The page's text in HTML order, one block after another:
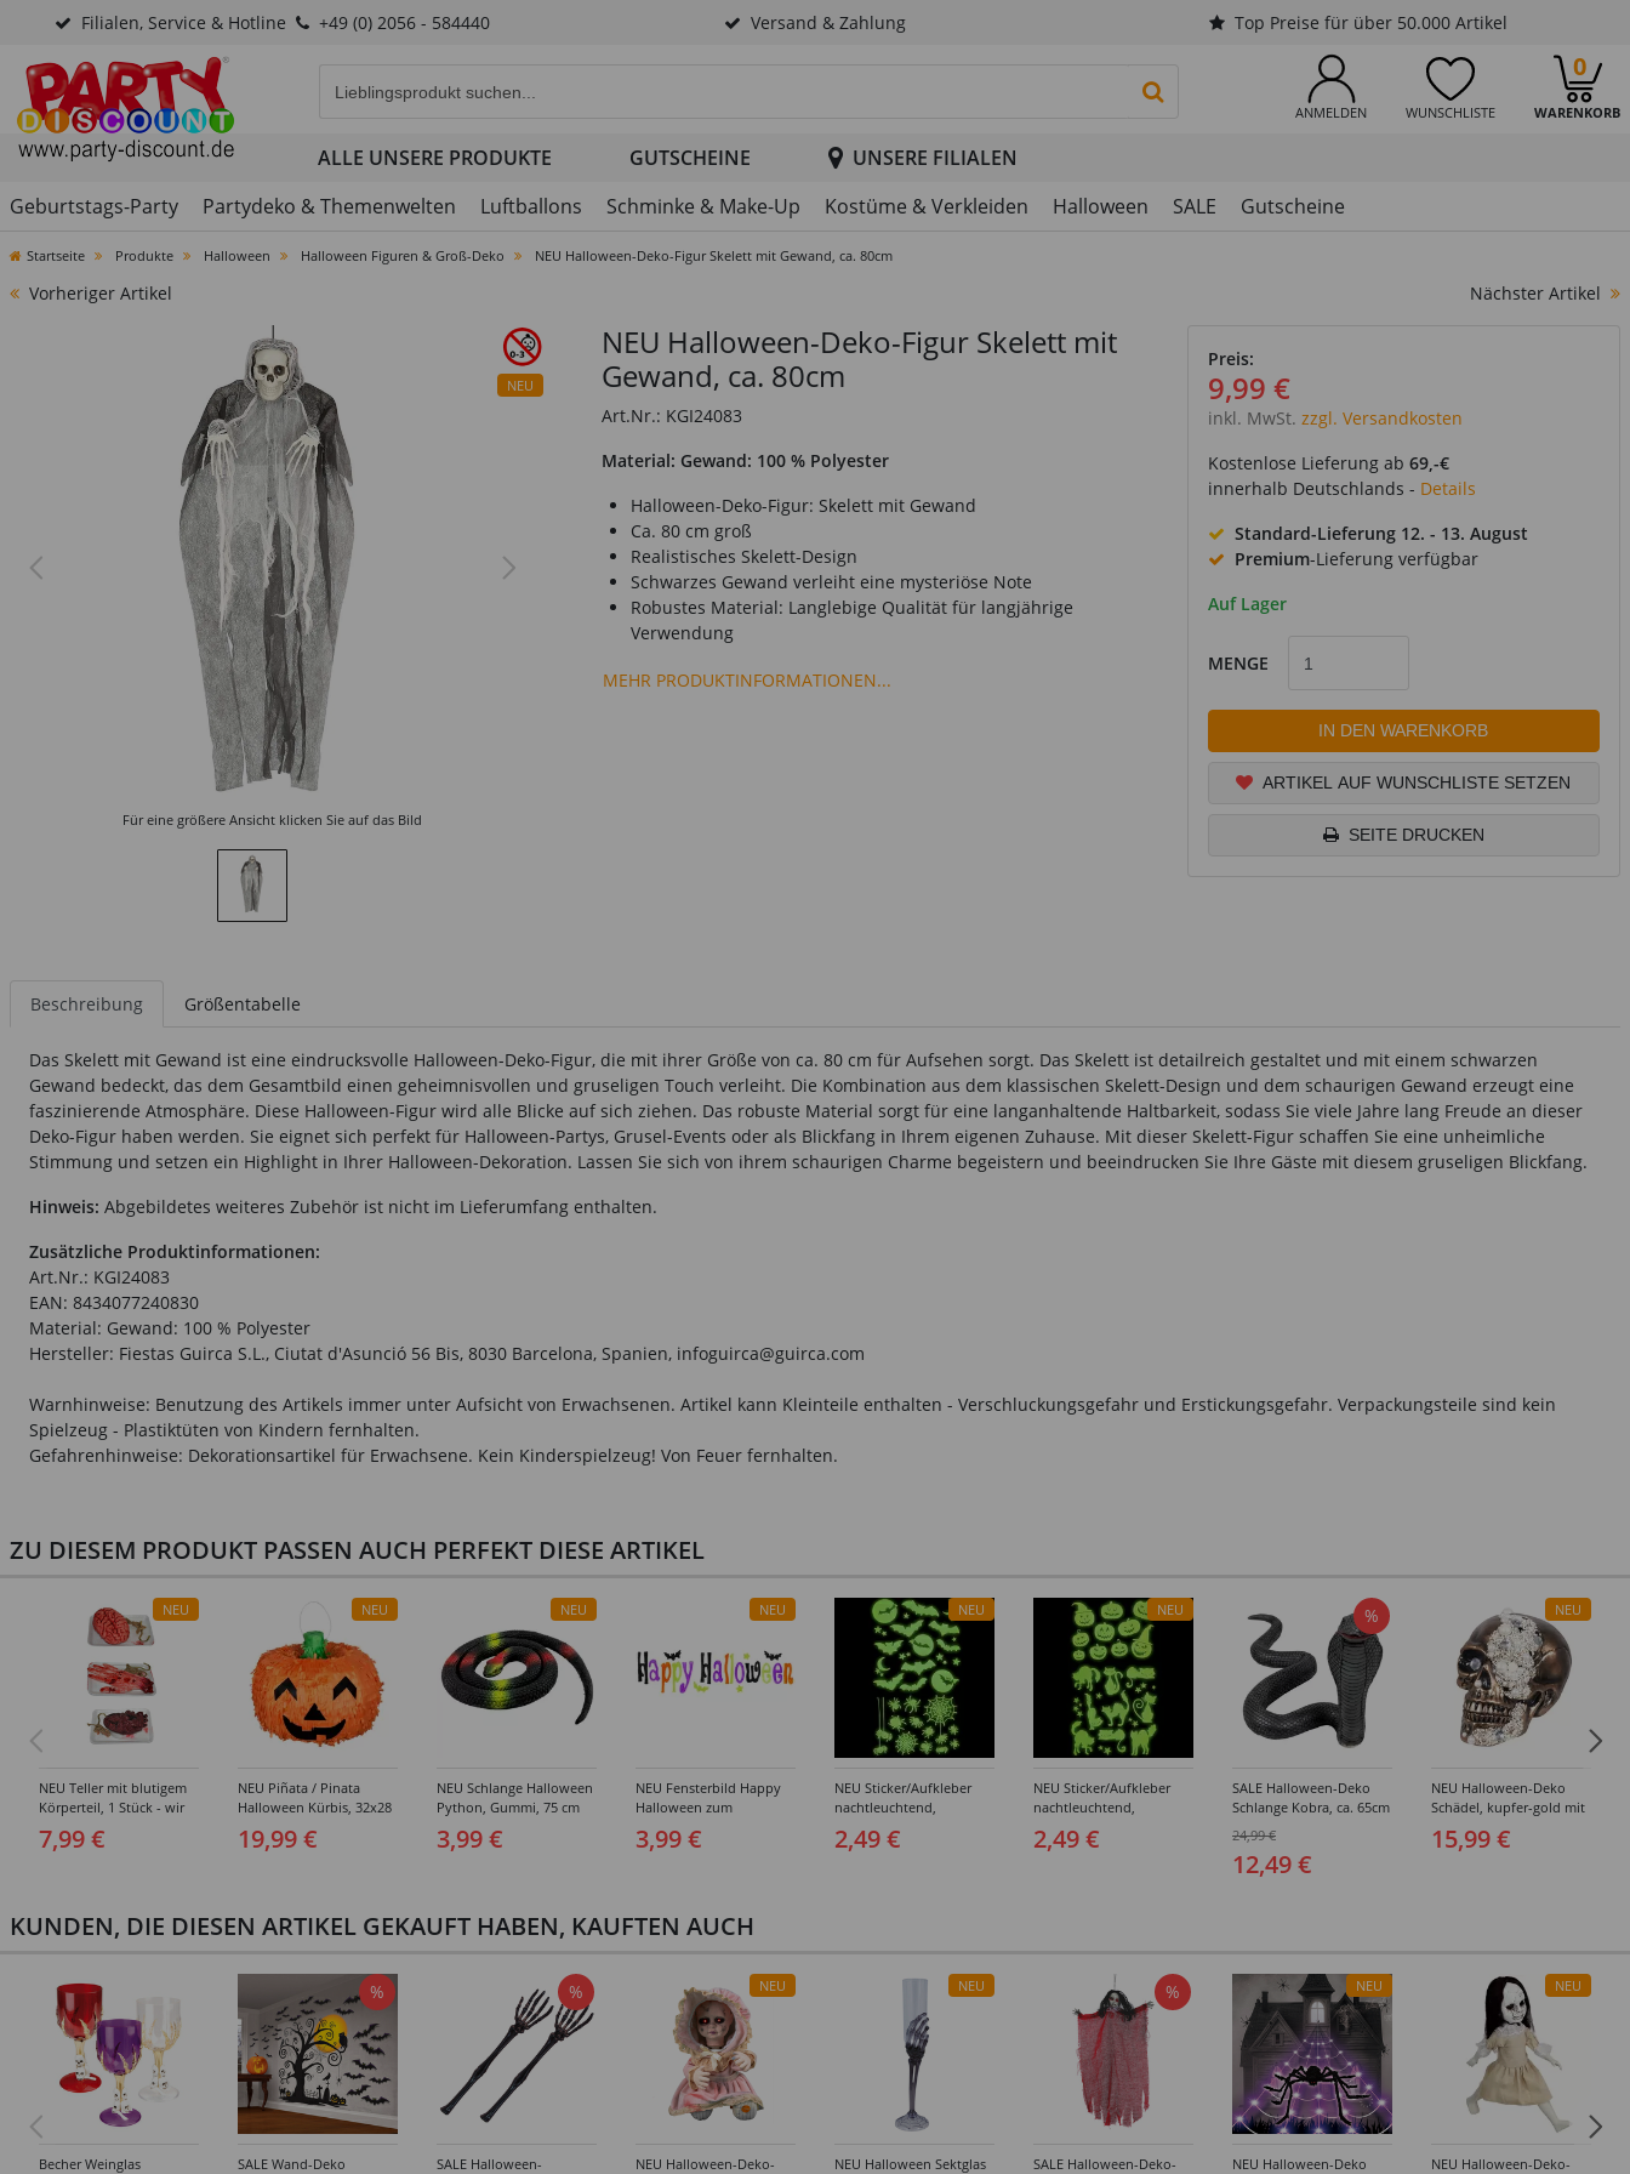
Filialen, Service & Hotline +49 (0) 2056 - 584440 Versand & Zahlung Top Preise für über 50.000 Artikel
ANMELDEN WUNSCHLISTE WARENKORB
0
PRODUKTSUCHE STARTEN
ALLE UNSERE PRODUKTE GUTSCHEINE
UNSERE FILIALEN
Geburtstags-Party
Partydeko & Themenwelten Luftballons Schminke & Make-Up Kostüme & Verkleiden Halloween SALE Gutscheine
Startseite Produkte Halloween Halloween Figuren & Groß-Deko NEU Halloween-Deko-Figur Skelett mit Gewand, ca. 80cm
Vorheriger Artikel Nächster Artikel
NEU
Für eine größere Ansicht klicken Sie auf das Bild
NEU Halloween-Deko-Figur Skelett mit
Gewand, ca. 80cm
Art.Nr.: KGI24083
Material: Gewand: 100 % Polyester
Halloween-Deko-Figur: Skelett mit Gewand
Ca. 80 cm groß
Realistisches Skelett-Design
Schwarzes Gewand verleiht eine mysteriöse Note
Robustes Material: Langlebige Qualität für langjährige
Verwendung
MEHR PRODUKTINFORMATIONEN...
Preis:
9,99 €
inkl. MwSt. zzgl. Versandkosten
Kostenlose Lieferung ab 69,-€
innerhalb Deutschlands - Details
Standard-Lieferung 12. - 13. August
Premium-Lieferung verfügbar
Auf Lager
MENGE
IN DEN WARENKORB
ARTIKEL AUF WUNSCHLISTE SETZEN
SEITE DRUCKEN
Beschreibung Größentabelle
Das Skelett mit Gewand ist eine eindrucksvolle Halloween-Deko-Figur, die mit ihrer Größe von ca. 80 cm für Aufsehen sorgt. Das Skelett ist detailreich gestaltet und mit einem schwarzen
Gewand bedeckt, das dem Gesamtbild einen geheimnisvollen und gruseligen Touch verleiht. Die Kombination aus dem klassischen Skelett-Design und dem schaurigen Gewand erzeugt eine
faszinierende Atmosphäre. Diese Halloween-Figur wird alle Blicke auf sich ziehen. Das robuste Material sorgt für eine langanhaltende Haltbarkeit, sodass Sie viele Jahre lang Freude an dieser
Deko-Figur haben werden. Sie eignet sich perfekt für Halloween-Partys, Grusel-Events oder als Blickfang in Ihrem eigenen Zuhause. Mit dieser Skelett-Figur schaffen Sie eine unheimliche
Stimmung und setzen ein Highlight in Ihrer Halloween-Dekoration. Lassen Sie sich von ihrem schaurigen Charme begeistern und beeindrucken Sie Ihre Gäste mit diesem gruseligen Blickfang.
Hinweis: Abgebildetes weiteres Zubehör ist nicht im Lieferumfang enthalten.
Zusätzliche Produktinformationen:
Art.Nr.: KGI24083
EAN: 8434077240830
Material: Gewand: 100 % Polyester
Hersteller: Fiestas Guirca S.L., Ciutat d'Asunció 56 Bis, 8030 Barcelona, Spanien, infoguirca@guirca.com
Warnhinweise: Benutzung des Artikels immer unter Aufsicht von Erwachsenen. Artikel kann Kleinteile enthalten - Verschluckungsgefahr und Erstickungsgefahr. Verpackungsteile sind kein
Spielzeug - Plastiktüten von Kindern fernhalten.
Gefahrenhinweise: Dekorationsartikel für Erwachsene. Kein Kinderspielzeug! Von Feuer fernhalten.
ZU DIESEM PRODUKT PASSEN AUCH PERFEKT DIESE ARTIKEL
NEU
NEU Teller mit blutigem
Körperteil, 1 Stück - wir
wählen für Sie aus ob
Herz oder Hand oder
7,99 €
NEU
NEU Piñata / Pinata
Halloween Kürbis, 32x28
cm, mit Schlaufe zum
Aufhängen
19,99 €
NEU
NEU Schlange Halloween
Python, Gummi, 75 cm
3,99 €
NEU
NEU Fensterbild Happy
Halloween zum
Ankleben, 50x15cm
3,99 €
NEU
NEU Sticker/Aufkleber
nachtleuchtend,
Halloween-Motive
Spinnen & Fledermäuse,
2,49 €
NEU
NEU Sticker/Aufkleber
nachtleuchtend,
Halloween-Motive
Katzen & Kürbis,
2,49 €
%
SALE Halloween-Deko
Schlange Kobra, ca. 65cm
lang, ca. 30cm hoch
24,99 €
12,49 €
NEU
NEU Halloween-Deko
Schädel, kupfer-gold mit
Perlen, ca. 16 x 15 x
21cm, Totenschädel
15,99 €
KUNDEN, DIE DIESEN ARTIKEL GEKAUFT HABEN, KAUFTEN AUCH
Becher Weinglas
%
SALE Wand-Deko
%
SALE Halloween-
NEU
NEU Halloween-Deko-
NEU
NEU Halloween Sektglas
%
SALE Halloween-Deko-
NEU
NEU Halloween-Deko
NEU
NEU Halloween-Deko-